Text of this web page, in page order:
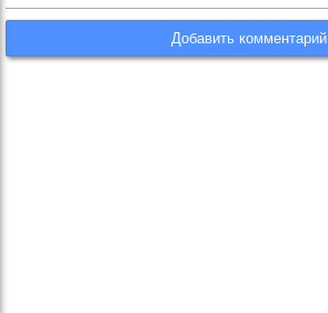
Добавить комментарий